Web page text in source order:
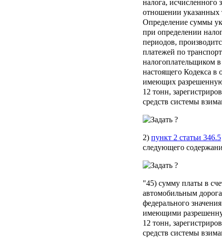
налога, исчисленного
отношении указанных
Определение суммы
при определении
периодов,
платежей по
налогоплательщиком
настоящего Кодекса в
имеющих
12 тонн,
средств системы
2) пункт 2 статьи 346.5
следующего
"45) сумму платы в
автомобильным
федерального
имеющими
12 тонн,
средств системы